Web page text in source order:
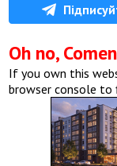
Oh no,
If you own this
browser console to